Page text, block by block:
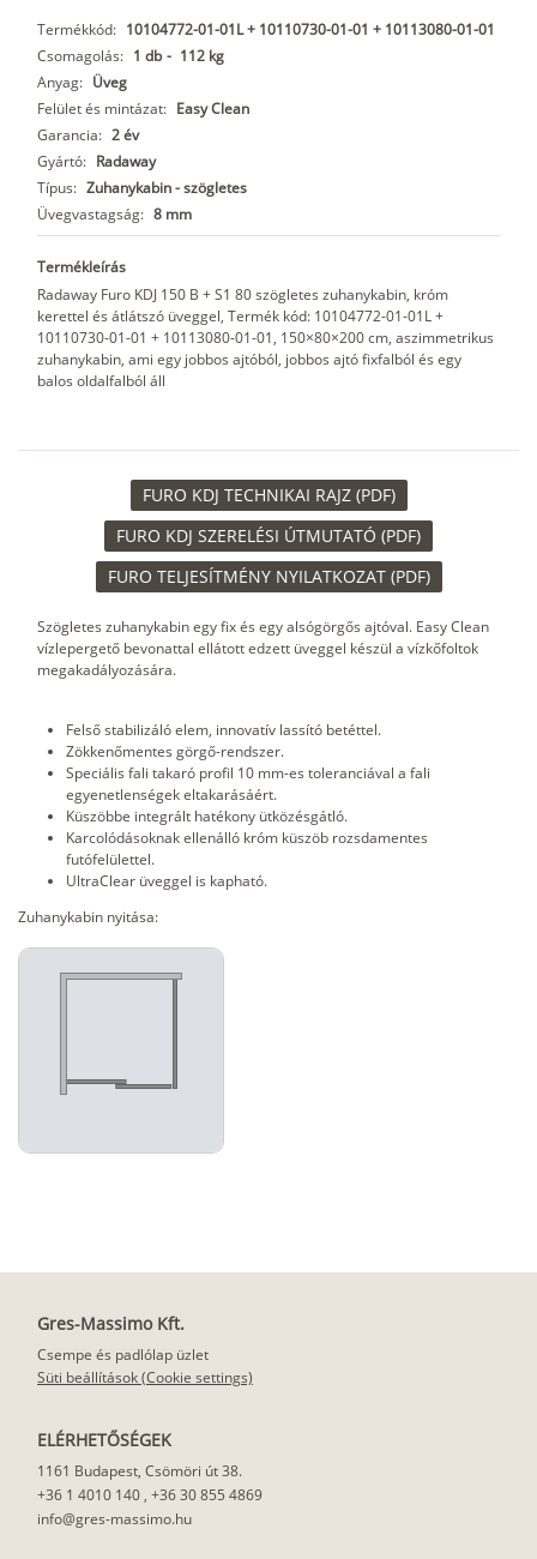
Termékkód: 10104772-01-01L + 10110730-01-01 + 10113080-01-01
Csomagolás: 1 db - 112 kg
Anyag: Üveg
Felület és mintázat: Easy Clean
Garancia: 2 év
Gyártó: Radaway
Típus: Zuhanykabin - szögletes
Üvegvastagság: 8 mm
Termékleírás
Radaway Furo KDJ 150 B + S1 80 szögletes zuhanykabin, króm
kerettel és átlátszó üveggel, Termék kód: 10104772-01-01L +
10110730-01-01 + 10113080-01-01, 150×80×200 cm, aszimmetrikus
zuhanykabin, ami egy jobbos ajtóból, jobbos ajtó fixfalból és egy
balos oldalfalból áll
FURO KDJ TECHNIKAI RAJZ (PDF)
FURO KDJ SZERELÉSI ÚTMUTATÓ (PDF)
FURO TELJESÍTMÉNY NYILATKOZAT (PDF)
Szögletes zuhanykabin egy fix és egy alsógörgős ajtóval. Easy Clean
vízlepergető bevonattal ellátott edzett üveggel készül a vízkőfoltok
megakadályozására.
Felső stabilizáló elem, innovatív lassító betéttel.
Zökkenőmentes görgő-rendszer.
Speciális fali takaró profil 10 mm-es toleranciával a fali
egyenetlenségek eltakarásáért.
Küszöbbe integrált hatékony ütközésgátló.
Karcolódásoknak ellenálló króm küszöb rozsdamentes
futófelülettel.
UltraClear üveggel is kapható.
Zuhanykabin nyitása:
Gres-Massimo Kft.
Csempe és padlólap üzlet
Süti beállítások (Cookie settings)
ELÉRHETŐSÉGEK
1161 Budapest, Csömöri út 38.
+36 1 4010 140, +36 30 855 4869
info@gres-massimo.hu